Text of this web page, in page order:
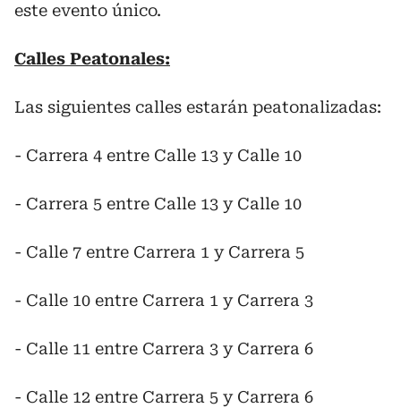
este evento único.
Calles Peatonales:
Las siguientes calles estarán peatonalizadas:
- Carrera 4 entre Calle 13 y Calle 10
- Carrera 5 entre Calle 13 y Calle 10
- Calle 7 entre Carrera 1 y Carrera 5
- Calle 10 entre Carrera 1 y Carrera 3
- Calle 11 entre Carrera 3 y Carrera 6
- Calle 12 entre Carrera 5 y Carrera 6